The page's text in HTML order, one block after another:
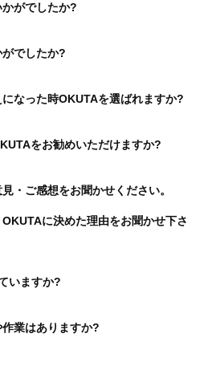
がでしたか?
でしたか?
なった時OKUTAを選ばれますか?
をお勧めいただけますか?
・ご感想をお聞かせください。
に決めた理由をお聞かせ下さ
いますか?
業はありますか?